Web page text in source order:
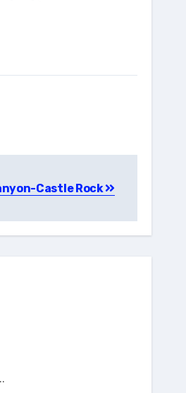
Castle Rock